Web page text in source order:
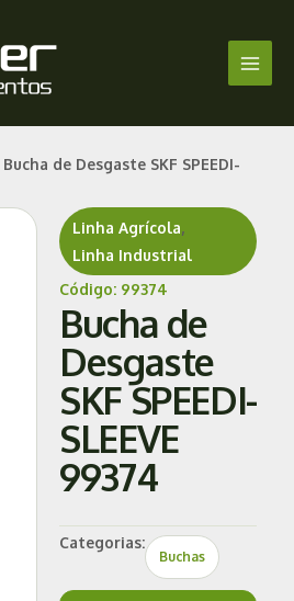
de Desgaste SKF SPEEDI-
Linha Agrícola,
Linha Industrial
Código: 99374
Bucha de
Desgaste
SKF SPEEDI-
SLEEVE
99374
Categorias:
Buchas